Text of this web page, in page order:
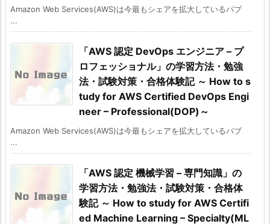
Amazon Web Services(AWS)は今最もシェアを拡大しているパブ
...
「AWS 認定 DevOps エンジニア – プ
ロフェッショナル」の学習方法・勉強
法・試験対策・合格体験記 ～ How to s
tudy for AWS Certified DevOps Engi
neer – Professional(DOP)～
Amazon Web Services(AWS)は今最もシェアを拡大しているパブ
...
「AWS 認定 機械学習 – 専門知識」の
学習方法・勉強法・試験対策・合格体
験記 ～ How to study for AWS Certifi
ed Machine Learning – Specialty(ML